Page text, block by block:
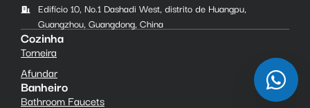
Edifício 10, No.1 Dashadi West, distrito de Huangpu,
Guangzhou, Guangdong, China
Cozinha
Torneira
Afundar
Banheiro
Bathroom Faucets